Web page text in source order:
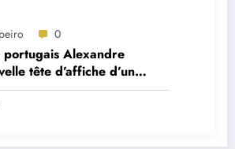
0
portugais Alexandre
tête d’affiche d’un